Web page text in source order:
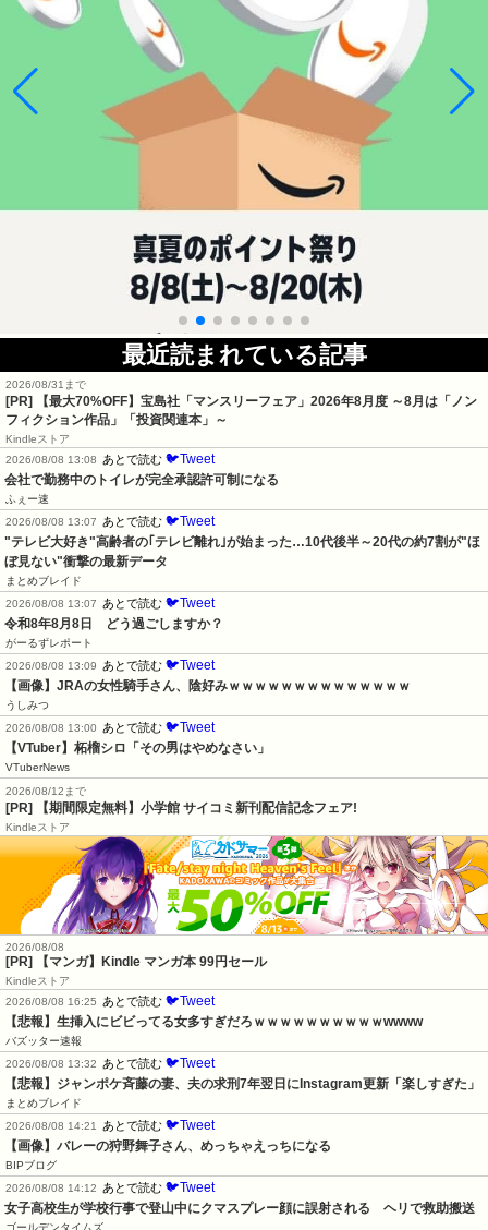
最近読まれている記事
2026/08/31まで
[PR] 【最大70%OFF】宝島社「マンスリーフェア」2026年8月度 ～8月は「ノン
フィクション作品」「投資関連本」～
Kindleストア
2026/08/08 13:08
あとで読む 🐦Tweet
会社で勤務中のトイレが完全承認許可制になる
ふぇー速
2026/08/08 13:07
あとで読む 🐦Tweet
"テレビ大好き"高齢者の｢テレビ離れ｣が始まった…10代後半～20代の約7割が"ほ
ぼ見ない"衝撃の最新データ
まとめブレイド
2026/08/08 13:07
あとで読む 🐦Tweet
令和8年8月8日　どう過ごしますか？
がーるずレポート
2026/08/08 13:09
あとで読む 🐦Tweet
【画像】JRAの女性騎手さん、陰好みｗｗｗｗｗｗｗｗｗｗｗｗｗｗ
うしみつ
2026/08/08 13:00
あとで読む 🐦Tweet
【VTuber】柘榴シロ「その男はやめなさい」
VTuberNews
2026/08/12まで
[PR] 【期間限定無料】小学館 サイコミ新刊配信記念フェア!
Kindleストア
2026/08/08
[PR] 【マンガ】Kindle マンガ本 99円セール
Kindleストア
2026/08/08 16:25
あとで読む 🐦Tweet
【悲報】生挿入にビビってる女多すぎだろｗｗｗｗｗｗｗｗｗｗwwww
バズッター速報
2026/08/08 13:32
あとで読む 🐦Tweet
【悲報】ジャンポケ斉藤の妻、夫の求刑7年翌日にInstagram更新「楽しすぎた」
まとめブレイド
2026/08/08 14:21
あとで読む 🐦Tweet
【画像】バレーの狩野舞子さん、めっちゃえっちになる
BIPブログ
2026/08/08 14:12
あとで読む 🐦Tweet
女子高校生が学校行事で登山中にクマスプレー顔に誤射される　ヘリで救助搬送
ゴールデンタイムズ